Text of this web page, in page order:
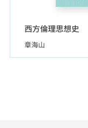
西方倫理思想史
章海山